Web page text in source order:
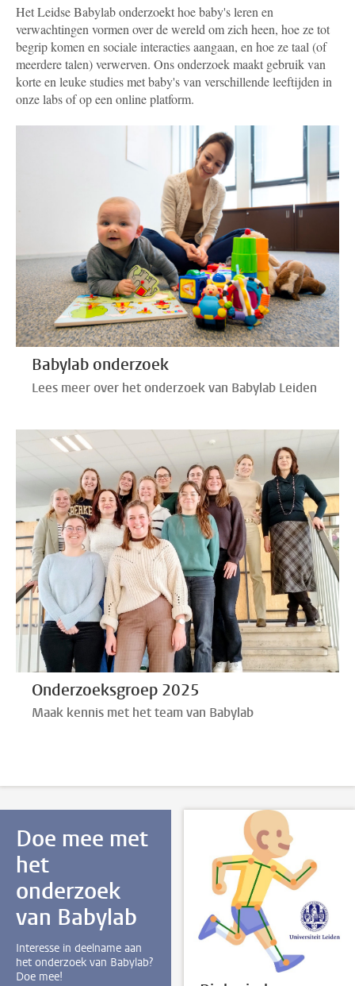
Het Leidse Babylab onderzoekt hoe baby's leren en
verwachtingen vormen over de wereld om zich heen, hoe ze tot
begrip komen en sociale interacties aangaan, en hoe ze taal (of
meerdere talen) verwerven. Ons onderzoek maakt gebruik van
korte en leuke studies met baby's van verschillende leeftijden in
onze labs of op een online platform.
Babylab onderzoek
Lees meer over het onderzoek van Babylab Leiden
Onderzoeksgroep 2025
Maak kennis met het team van Babylab
Doe mee met
het
onderzoek
van Babylab
Interesse in deelname aan
het onderzoek van Babylab?
Doe mee!